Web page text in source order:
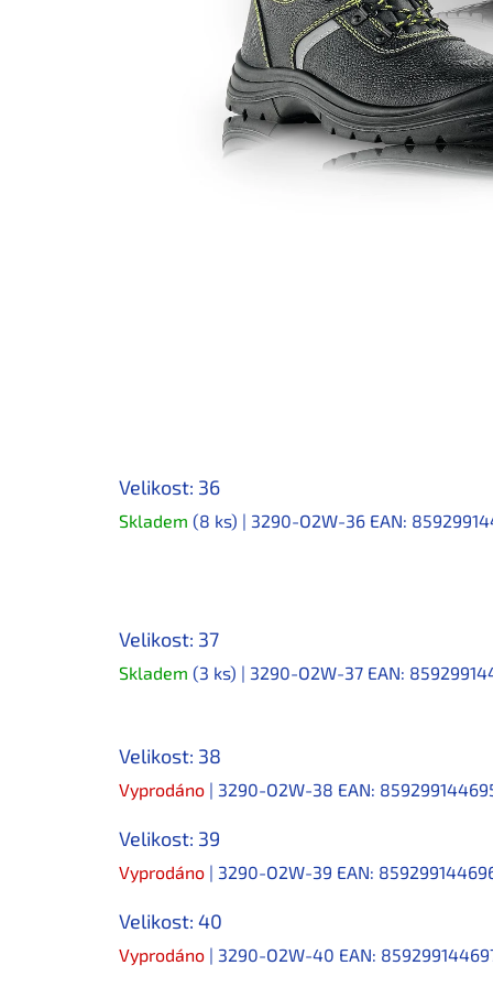
Velikost: 36
Skladem (8 ks) | 3290-O2W-36 EAN:
Velikost: 37
Skladem (3 ks) | 3290-O2W-37 EAN:
Velikost: 38
Vyprodáno | 3290-O2W-38 EAN:
Velikost: 39
Vyprodáno | 3290-O2W-39 EAN:
Velikost: 40
Vyprodáno | 3290-O2W-40 EAN: